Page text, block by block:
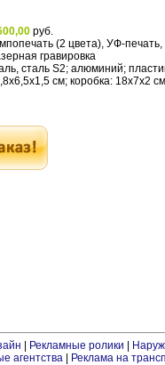
руб.
(2 цвета), УФ-
гравировка
сталь S2; алюминий;
см; коробка: 18x7x2 см
Рекламные ролики
агентства Реклама на